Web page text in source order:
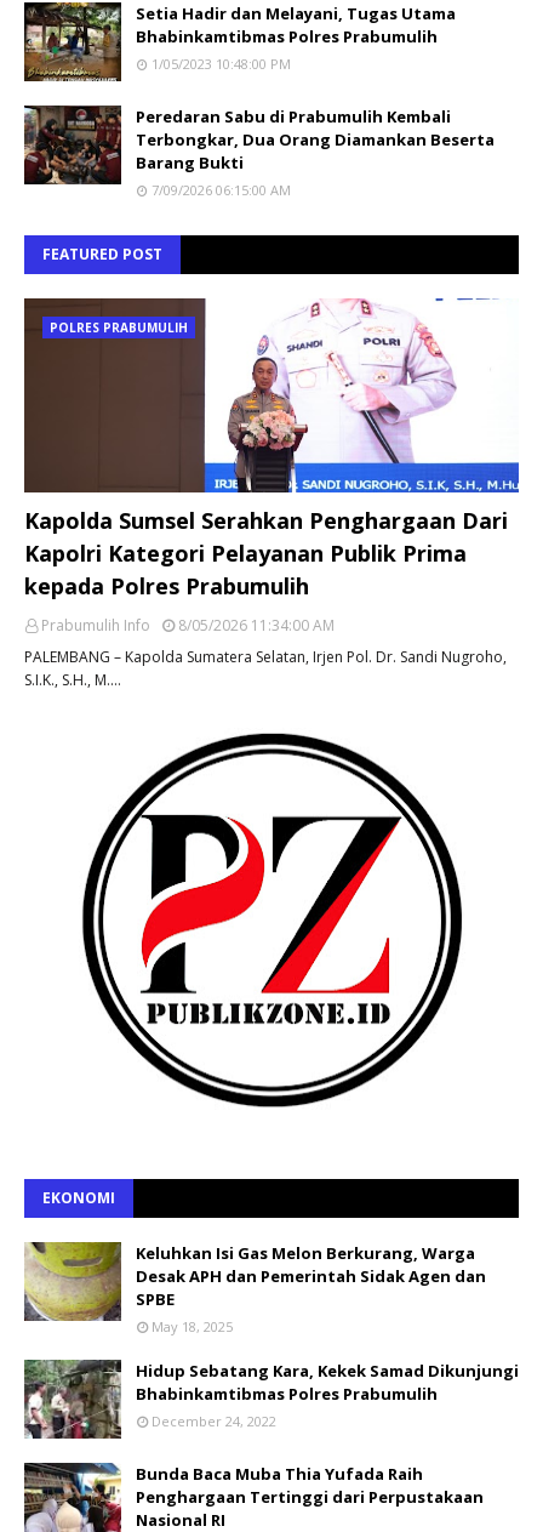
Setia Hadir dan Melayani, Tugas Utama
Bhabinkamtibmas Polres Prabumulih
1/05/2023 10:48:00 PM
Peredaran Sabu di Prabumulih Kembali
Terbongkar, Dua Orang Diamankan Beserta
Barang Bukti
7/09/2026 06:15:00 AM
FEATURED POST
POLRES PRABUMULIH
Kapolda Sumsel Serahkan Penghargaan Dari
Kapolri Kategori Pelayanan Publik Prima
kepada Polres Prabumulih
Prabumulih Info
8/05/2026 11:34:00 AM
PALEMBANG – Kapolda Sumatera Selatan, Irjen Pol. Dr. Sandi Nugroho,
S.I.K., S.H., M.…
EKONOMI
Keluhkan Isi Gas Melon Berkurang, Warga
Desak APH dan Pemerintah Sidak Agen dan
SPBE
May 18, 2025
Hidup Sebatang Kara, Kekek Samad Dikunjungi
Bhabinkamtibmas Polres Prabumulih
December 24, 2022
Bunda Baca Muba Thia Yufada Raih
Penghargaan Tertinggi dari Perpustakaan
Nasional RI